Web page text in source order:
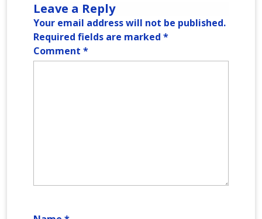
Leave a Reply
Your email address will not be published.
Required fields are marked *
Comment *